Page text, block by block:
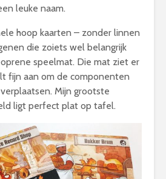
leuke naam.
hoop kaarten – zonder linnen
die zoiets wel belangrijk
speelmat. Die mat ziet er
fijn aan om de componenten
Mijn grootste
ligt perfect plat op tafel.